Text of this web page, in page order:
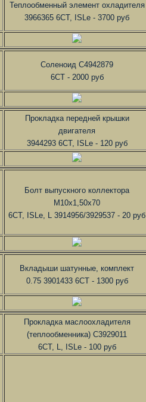
Теплообменный элемент охладителя
3966365 6CT, ISLe - 3700 руб
Соленоид C4942879
6CT - 2000 руб
Прокладка передней крышки
двигателя
3944293 6CT, ISLe - 120 руб
Болт выпускного коллектора
М10х1,50х70
6CT, ISLe, L 3914956/3929537 - 20 руб
Вкладыши шатунные, комплект
0.75 3901433 6CT - 1300 руб
Прокладка маслоохладителя
(теплообменника) C3929011
6CT, L, ISLe - 100 руб